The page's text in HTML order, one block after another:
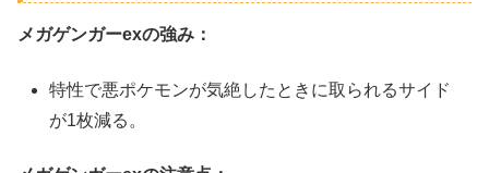
メガゲンガーexの強み：
特性で悪ポケモンが気絶したときに取られるサイド
が1枚減る。